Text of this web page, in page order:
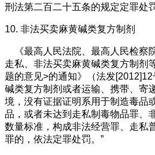
刑法第二百二十五条的规定定罪处
10. 非法买卖麻黄碱类复方制剂
《最高人民法院、最高人民检察
走私、非法买卖麻黄碱类复方制剂
题的意见>的通知》（法发
碱类复方制剂或者运输、携带、寄
境，没有证据证明系用于制造毒品
品，或者未达到走私制毒物品罪、
数量标准，构成非法经营罪、走私
罪的，依法定罪处罚。”